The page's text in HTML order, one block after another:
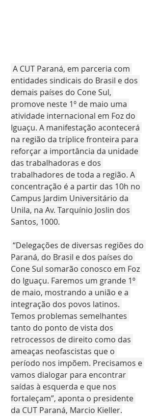
entidades sindicais do Brasil e dos
demais países do Cone Sul,
promove neste 1º de maio uma
atividade internacional em Foz do
Iguaçu. A manifestação acontecerá
na região da tríplice fronteira para
reforçar a importância da unidade
das trabalhadoras e dos
trabalhadores de toda a região. A
concentração é a partir das 10h no
Campus Jardim Universitário da
Unila, na Av. Tarquínio Joslin dos
Santos, 1000.
Paraná, do Brasil e dos países do
Cone Sul somarão conosco em Foz
do Iguaçu. Faremos um grande 1º
de maio, mostrando a união e a
integração dos povos latinos.
Temos problemas semelhantes
tanto do ponto de vista dos
retrocessos de direito como das
ameaças neofascistas que o
período nos impõem. Precisamos e
vamos dialogar para encontrar
saídas à esquerda e que nos
fortaleçam”, aponta o presidente
da CUT Paraná, Marcio Kieller.